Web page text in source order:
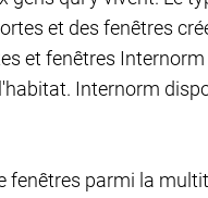
et des fenêtres
et fenêtres
Internorm
fenêtres parmi la